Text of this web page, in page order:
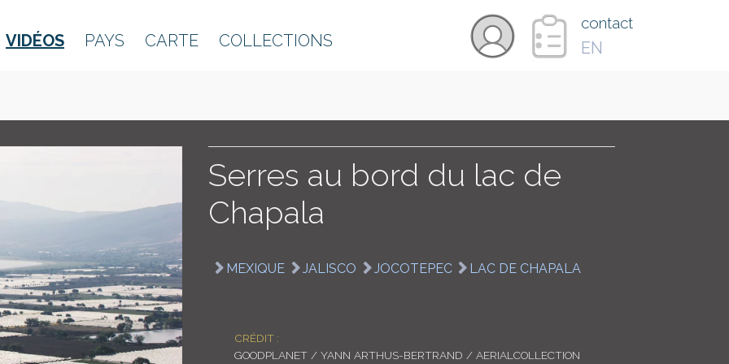
VIDÉOS PAYS CARTE COLLECTIONS
contact
EN
COLLECTIONS
Serres au bord du lac de
Chapala
MEXIQUE JALISCO JOCOTEPEC LAC DE CHAPALA
CRÉDIT :
GOODPLANET / YANN ARTHUS-BERTRAND / AERIALCOLLECTION